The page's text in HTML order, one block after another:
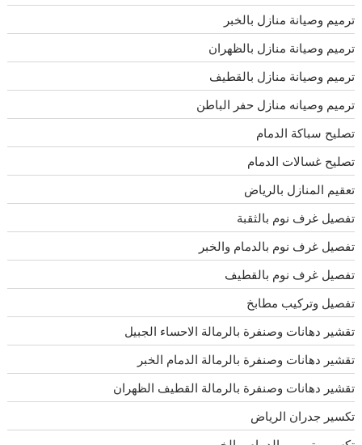
ترميم وصيانة منازل بالخبر
ترميم وصيانة منازل بالظهران
ترميم وصيانة منازل بالقطيف
ترميم وصيانه منازل حفر الباطن
تصليح سباكة الدمام
تصليح غسالات الدمام
تعقيم المنازل بالرياض
تفصيل غرف نوم بالثقبة
تفصيل غرف نوم بالدمام والخبر
تفصيل غرف نوم بالقطيف
تفصيل وتركيب مطابخ
تقشير دهانات وصنفرة بالرمالة الاحساء الجبيل
تقشير دهانات وصنفرة بالرمالة الدمام الخبر
تقشير دهانات وصنفرة بالرمالة القطيف الظهران
تكسير جدران الرياض